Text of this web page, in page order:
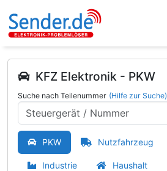
KFZ Elektronik - PKW
Suche nach Teilenummer (Hilfe zur Suche)
PKW Nutzfahrzeug
Industrie Haushalt